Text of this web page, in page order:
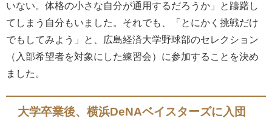
いない。体格の小さな自分が通用するだろうか」と躊躇し
てしまう自分もいました。それでも、「とにかく挑戦だけ
でもしてみよう」と、広島経済大学野球部のセレクション
（入部希望者を対象にした練習会）に参加することを決め
ました。
大学卒業後、横浜DeNAベイスターズに入団